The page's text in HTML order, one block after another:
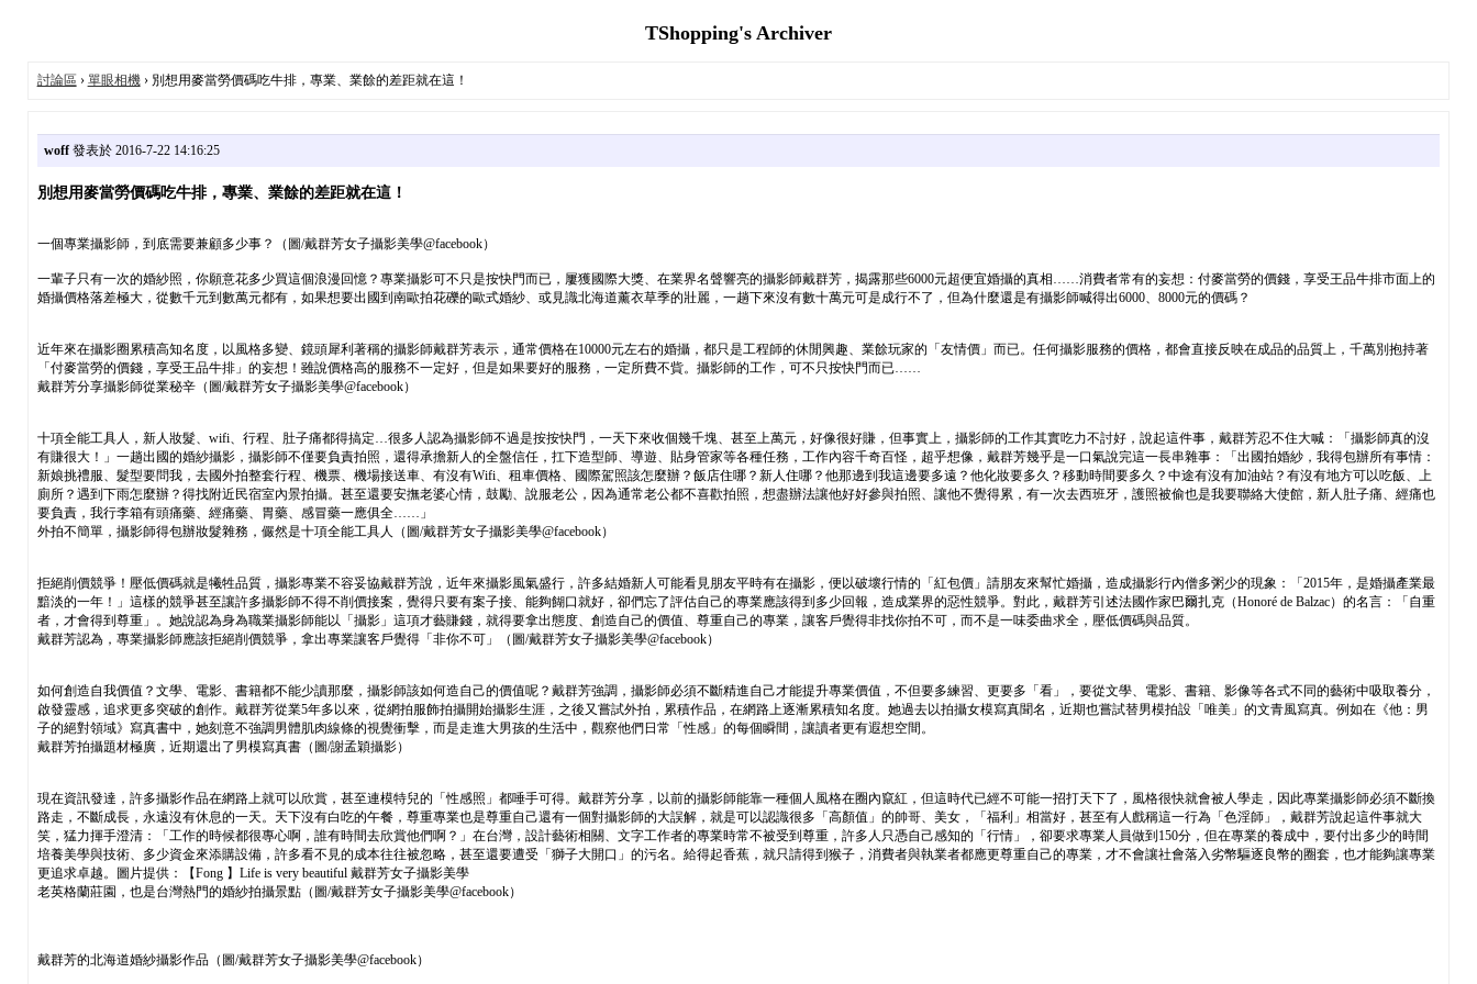
TShopping's Archiver
討論區 › 單眼相機› 別想用麥當勞價碼吃牛排，專業、業餘的差距就在這！
woff發表於 2016-7-22 14:16:25
別想用麥當勞價碼吃牛排，專業、業餘的差距就在這！
一個專業攝影師，到底需要兼顧多少事？（圖/戴群芳女子攝影美學@facebook）
一輩子只有一次的婚紗照，你願意花多少買這個浪漫回憶？專業攝影可不只是按快門而已，屢獲國際大獎、在業界名聲響亮的攝影師戴群芳，揭露那些6000元超便宜婚攝的真相……消費者常有的妄想：付麥當勞的價錢，享受王品牛排市面上的
婚攝價格落差極大，從數千元到數萬元都有，如果想要出國到南歐拍花礫的歐式婚紗、或見識北海道薰衣草季的壯麗，一趟下來沒有數十萬元可是成行不了，但為什麼還是有攝影師喊得出6000、8000元的價碼？
近年來在攝影圈累積高知名度，以風格多變、鏡頭犀利著稱的攝影師戴群芳表示，通常價格在10000元左右的婚攝，都只是工程師的休閒興趣、業餘玩家的「友情價」而已。任何攝影服務的價格，都會直接反映在成品的品質上，千萬別抱持著
「付麥當勞的價錢，享受王品牛排」的妄想！雖說價格高的服務不一定好，但是如果要好的服務，一定所費不貲。攝影師的工作，可不只按快門而已……
戴群芳分享攝影師從業秘辛（圖/戴群芳女子攝影美學@facebook）
十項全能工具人，新人妝髮、wifi、行程、肚子痛都得搞定…很多人認為攝影師不過是按按快門，一天下來收個幾千塊、甚至上萬元，好像很好賺，但事實上，攝影師的工作其實吃力不討好，說起這件事，戴群芳忍不住大喊：「攝影師真的沒
有賺很大！」一趟出國的婚紗攝影，攝影師不僅要負責拍照，還得承擔新人的全盤信任，扛下造型師、導遊、貼身管家等各種任務，工作內容千奇百怪，超乎想像，戴群芳幾乎是一口氣說完這一長串雜事：「出國拍婚紗，我得包辦所有事情：
新娘挑禮服、髮型要問我，去國外拍整套行程、機票、機場接送車、有沒有Wifi、租車價格、國際駕照該怎麼辦？飯店住哪？新人住哪？他那邊到我這邊要多遠？他化妝要多久？移動時間要多久？中途有沒有加油站？有沒有地方可以吃飯、上
廁所？遇到下雨怎麼辦？得找附近民宿室內景拍攝。甚至還要安撫老婆心情，鼓勵、說服老公，因為通常老公都不喜歡拍照，想盡辦法讓他好好參與拍照、讓他不覺得累，有一次去西班牙，護照被偷也是我要聯絡大使館，新人肚子痛、經痛也
要負責，我行李箱有頭痛藥、經痛藥、胃藥、感冒藥一應俱全……」
外拍不簡單，攝影師得包辦妝髮雜務，儼然是十項全能工具人（圖/戴群芳女子攝影美學@facebook）
拒絕削價競爭！壓低價碼就是犧牲品質，攝影專業不容妥協戴群芳說，近年來攝影風氣盛行，許多結婚新人可能看見朋友平時有在攝影，便以破壞行情的「紅包價」請朋友來幫忙婚攝，造成攝影行內僧多粥少的現象：「2015年，是婚攝產業最
黯淡的一年！」這樣的競爭甚至讓許多攝影師不得不削價接案，覺得只要有案子接、能夠餬口就好，卻們忘了評估自己的專業應該得到多少回報，造成業界的惡性競爭。對此，戴群芳引述法國作家巴爾扎克（Honoré de Balzac）的名言：「自重
者，才會得到尊重」。她說認為身為職業攝影師能以「攝影」這項才藝賺錢，就得要拿出態度、創造自己的價值、尊重自己的專業，讓客戶覺得非找你拍不可，而不是一味委曲求全，壓低價碼與品質。
戴群芳認為，專業攝影師應該拒絕削價競爭，拿出專業讓客戶覺得「非你不可」（圖/戴群芳女子攝影美學@facebook）
如何創造自我價值？文學、電影、書籍都不能少讀那麼，攝影師該如何造自己的價值呢？戴群芳強調，攝影師必須不斷精進自己才能提升專業價值，不但要多練習、更要多「看」，要從文學、電影、書籍、影像等各式不同的藝術中吸取養分，
啟發靈感，追求更多突破的創作。戴群芳從業5年多以來，從網拍服飾拍攝開始攝影生涯，之後又嘗試外拍，累積作品，在網路上逐漸累積知名度。她過去以拍攝女模寫真聞名，近期也嘗試替男模拍設「唯美」的文青風寫真。例如在《他：男
子的絕對領域》寫真書中，她刻意不強調男體肌肉線條的視覺衝擊，而是走進大男孩的生活中，觀察他們日常「性感」的每個瞬間，讓讀者更有遐想空間。
戴群芳拍攝題材極廣，近期還出了男模寫真書（圖/謝孟穎攝影）
現在資訊發達，許多攝影作品在網路上就可以欣賞，甚至連模特兒的「性感照」都唾手可得。戴群芳分享，以前的攝影師能靠一種個人風格在圈內竄紅，但這時代已經不可能一招打天下了，風格很快就會被人學走，因此專業攝影師必須不斷換
路走，不斷成長，永遠沒有休息的一天。天下沒有白吃的午餐，尊重專業也是尊重自己還有一個對攝影師的大誤解，就是可以認識很多「高顏值」的帥哥、美女，「福利」相當好，甚至有人戲稱這一行為「色淫師」，戴群芳說起這件事就大
笑，猛力揮手澄清：「工作的時候都很專心啊，誰有時間去欣賞他們啊？」在台灣，設計藝術相關、文字工作者的專業時常不被受到尊重，許多人只憑自己感知的「行情」，卻要求專業人員做到150分，但在專業的養成中，要付出多少的時間
培養美學與技術、多少資金來添購設備，許多看不見的成本往往被忽略，甚至還要遭受「獅子大開口」的污名。給得起香蕉，就只請得到猴子，消費者與執業者都應更尊重自己的專業，才不會讓社會落入劣幣驅逐良幣的圈套，也才能夠讓專業
更追求卓越。圖片提供：【Fong 】Life is very beautiful 戴群芳女子攝影美學
老英格蘭莊園，也是台灣熱門的婚紗拍攝景點（圖/戴群芳女子攝影美學@facebook）
戴群芳的北海道婚紗攝影作品（圖/戴群芳女子攝影美學@facebook）